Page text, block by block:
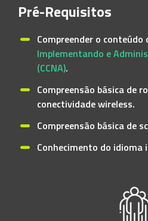
Pré-Requisitos
Compreender o conteúdo
Implementando e
(CCNA).
Compreensão básica de
conectividade wireless.
Compreensão básica de
Conhecimento do idioma